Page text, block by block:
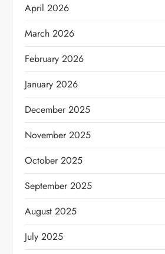
April 2026
March 2026
February 2026
January 2026
December 2025
November 2025
October 2025
September 2025
August 2025
July 2025